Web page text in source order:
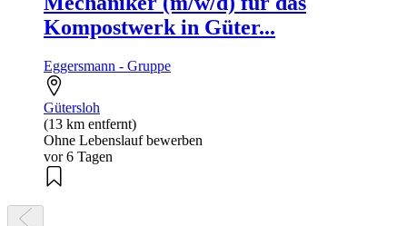
Kompostwerk in Güter...
Eggersmann - Gruppe
Gütersloh
(13 km entfernt)
Ohne Lebenslauf bewerben
vor 6 Tagen